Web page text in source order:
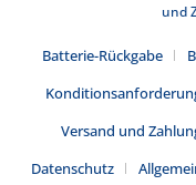
und
Batterie-Rückgabe
Versand und
Datenschutz